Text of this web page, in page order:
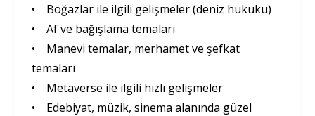
• Boğazlar ile ilgili gelişmeler (deniz hukuku)
• Af ve bağışlama temaları
• Manevi temalar, merhamet ve şefkat
temaları
• Metaverse ile ilgili hızlı gelişmeler
• Edebiyat, müzik, sinema alanında güzel